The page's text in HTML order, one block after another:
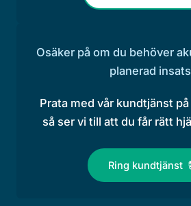
Osäker på om du behöver
planerad
Prata med vår kundtjänst
så ser vi till att du får rätt
Ring kundtjänst